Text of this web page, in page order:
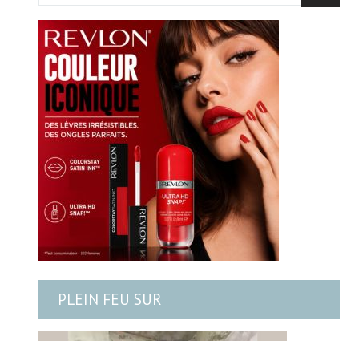
PLEIN FEU SUR